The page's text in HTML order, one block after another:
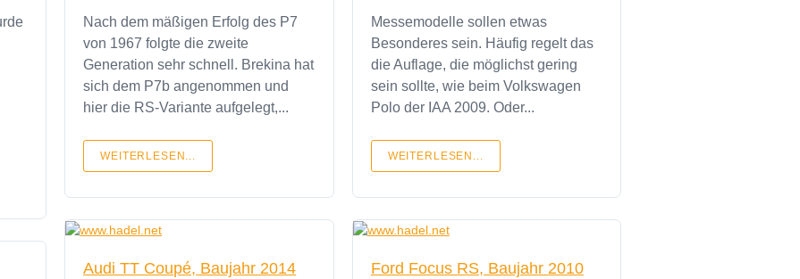
Nach dem mäßigen Erfolg des P7
von 1967 folgte die zweite
Generation sehr schnell. Brekina hat
sich dem P7b angenommen und
hier die RS-Variante aufgelegt,...
WEITERLESEN...
Audi TT Coupé, Baujahr 2014
Messemodelle sollen etwas
Besonderes sein. Häufig regelt das
die Auflage, die möglichst gering
sein sollte, wie beim Volkswagen
Polo der IAA 2009. Oder...
WEITERLESEN...
Ford Focus RS, Baujahr 2010